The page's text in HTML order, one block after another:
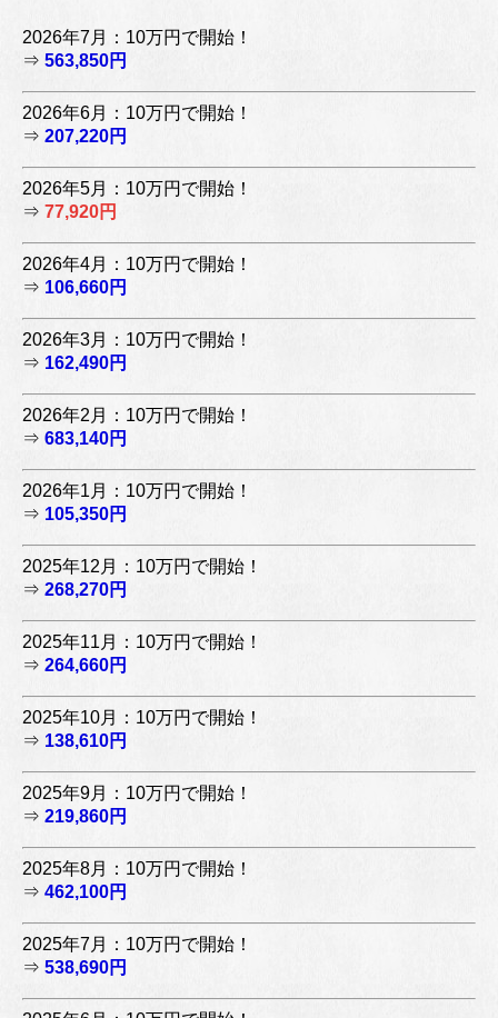
2026年7月：10万円で開始！
⇒ 563,850円
2026年6月：10万円で開始！
⇒ 207,220円
2026年5月：10万円で開始！
⇒ 77,920円
2026年4月：10万円で開始！
⇒ 106,660円
2026年3月：10万円で開始！
⇒ 162,490円
2026年2月：10万円で開始！
⇒ 683,140円
2026年1月：10万円で開始！
⇒ 105,350円
2025年12月：10万円で開始！
⇒ 268,270円
2025年11月：10万円で開始！
⇒ 264,660円
2025年10月：10万円で開始！
⇒ 138,610円
2025年9月：10万円で開始！
⇒ 219,860円
2025年8月：10万円で開始！
⇒ 462,100円
2025年7月：10万円で開始！
⇒ 538,690円